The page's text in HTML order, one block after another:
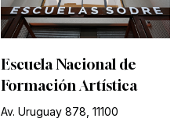
Escuela Nacional de
Formación Artística
Av. Uruguay 878, 11100